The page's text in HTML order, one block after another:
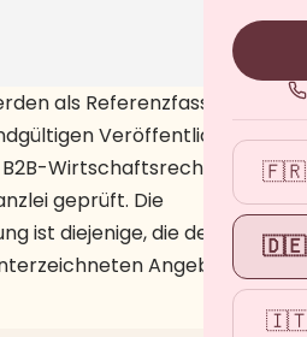
🇫🇷
🇩🇪
als Referenzfassung
Veröffentlichung
Wirtschaftsrecht
geprüft. Die
ist diejenige, die dem
Angebot oder